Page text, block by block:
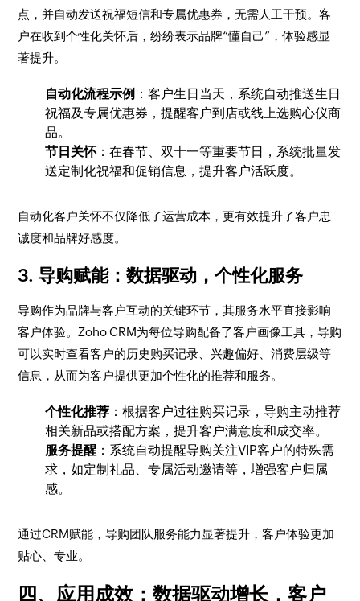
点，并自动发送祝福短信和专属优惠券，无需人工干预。客
户在收到个性化关怀后，纷纷表示品牌“懂自己”，体验感显
著提升。
自动化流程示例 ：客户生日当天，系统自动推送生日
祝福及专属优惠券，提醒客户到店或线上选购心仪商
品。
节日关怀：在春节、双十一等重要节日，系统批量发
送定制化祝福和促销信息，提升客户活跃度。
自动化客户关怀不仅降低了运营成本，更有效提升了客户忠
诚度和品牌好感度。
3. 导购赋能：数据驱动，个性化服务
导购作为品牌与客户互动的关键环节，其服务水平直接影响
客户体验。Zoho CRM为每位导购配备了客户画像工具，导购
可以实时查看客户的历史购买记录、兴趣偏好、消费层级等
信息，从而为客户提供更加个性化的推荐和服务。
个性化推荐 ：根据客户过往购买记录，导购主动推荐
相关新品或搭配方案，提升客户满意度和成交率。
服务提醒 ：系统自动提醒导购关注VIP客户的特殊需
求，如定制礼品、专属活动邀请等，增强客户归属
感。
通过CRM赋能，导购团队服务能力显著提升，客户体验更加
贴心、专业。
四、应用成效：数据驱动增长，客户